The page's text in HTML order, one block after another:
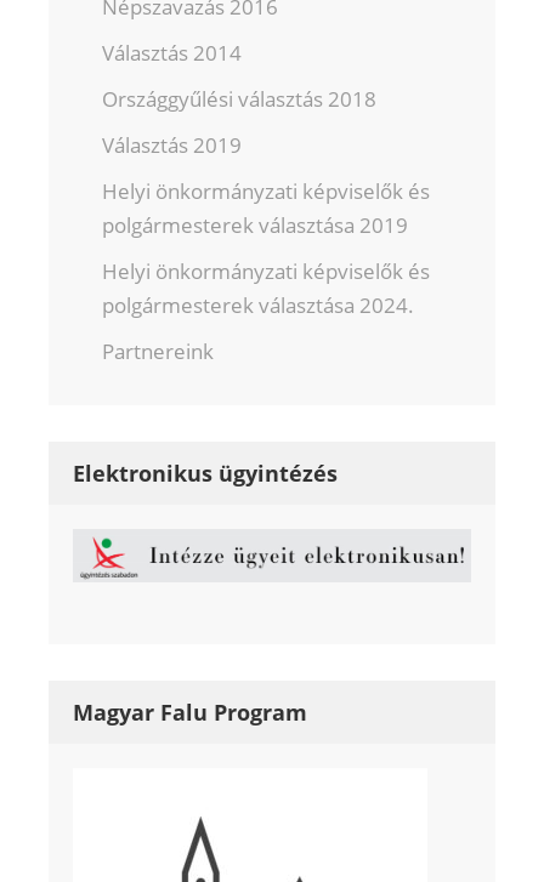
Népszavazás 2016
Választás 2014
Országgyűlési választás 2018
Választás 2019
Helyi önkormányzati képviselők és
polgármesterek választása 2019
Helyi önkormányzati képviselők és
polgármesterek választása 2024.
Partnereink
Elektronikus ügyintézés
Magyar Falu Program